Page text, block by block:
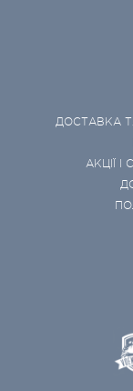
ДОСТАВКА
АКЦІЇ І